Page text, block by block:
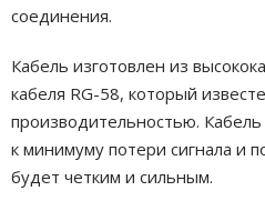
соединения.
Кабель изготовлен из
кабеля RG-58, который
производительностью.
к минимуму потери сигнала и
будет четким и сильным.